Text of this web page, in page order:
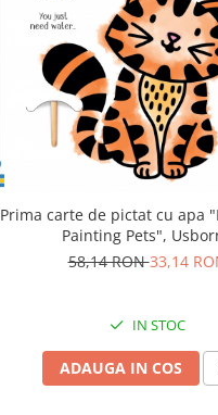
Prima carte de pictat cu apa
Painting Pets",
58,14 RON33,14
IN STOC
ADAUGA IN COS